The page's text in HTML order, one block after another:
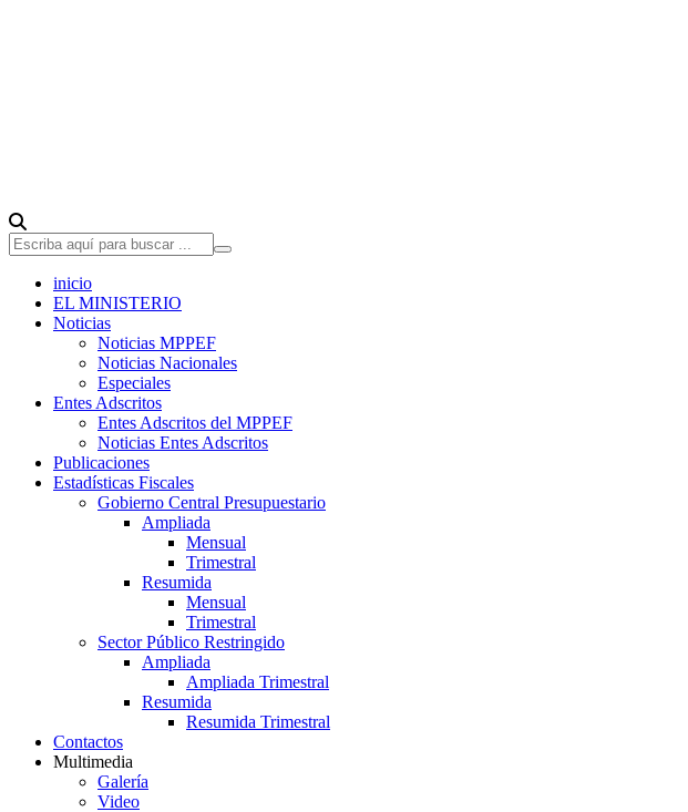
inicio
EL MINISTERIO
Noticias
Noticias MPPEF
Noticias Nacionales
Especiales
Entes Adscritos
Entes Adscritos del MPPEF
Noticias Entes Adscritos
Publicaciones
Estadísticas Fiscales
Gobierno Central Presupuestario
Ampliada
Mensual
Trimestral
Resumida
Mensual
Trimestral
Sector Público Restringido
Ampliada
Ampliada Trimestral
Resumida
Resumida Trimestral
Contactos
Multimedia
Galería
Video